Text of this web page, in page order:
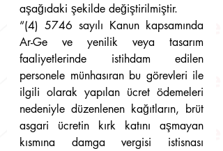
aşağıdaki şekilde değiştirilmiştir.
“(4) 5746 sayılı Kanun kapsamında
Ar-Ge ve yenilik veya tasarım
faaliyetlerinde istihdam edilen
personele münhasıran bu görevleri ile
ilgili olarak yapılan ücret ödemeleri
nedeniyle düzenlenen kağıtların, brüt
asgari ücretin kırk katını aşmayan
kısmına damga vergisi istisnası